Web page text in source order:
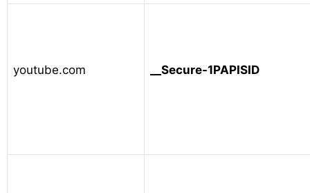
youtube.com __Secure-1PAPISID